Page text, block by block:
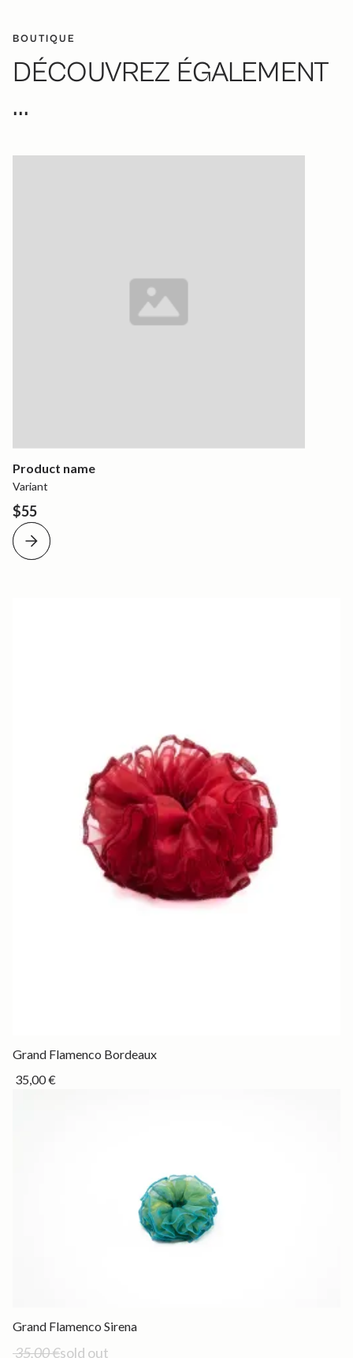
BOUTIQUE
DÉCOUVREZ ÉGALEMENT
...
Product name
Variant
$55
Permanent
Grand Flamenco Bordeaux
35,00 €
Out of stock
Grand Flamenco Sirena
35,00 €sold out